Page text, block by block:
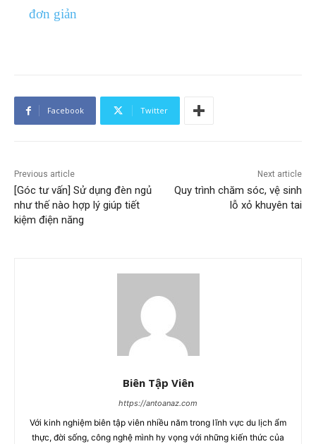
đơn giản
Facebook Twitter
Previous article
[Góc tư vấn] Sử dụng đèn ngủ
như thế nào hợp lý giúp tiết
kiệm điện năng
Next article
Quy trình chăm sóc, vệ sinh
lỗ xỏ khuyên tai
Biên Tập Viên
https://antoanaz.com
Với kinh nghiệm biên tập viên nhiều năm trong lĩnh vực du lịch ẩm
thực, đời sống, công nghệ mình hy vọng với những kiến thức của